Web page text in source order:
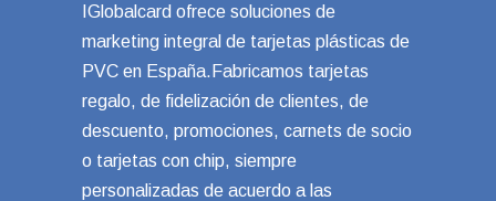
IGlobalcard ofrece soluciones de
marketing integral de tarjetas plásticas de
PVC en España.Fabricamos tarjetas
regalo, de fidelización de clientes, de
descuento, promociones, carnets de socio
o tarjetas con chip, siempre
personalizadas de acuerdo a las